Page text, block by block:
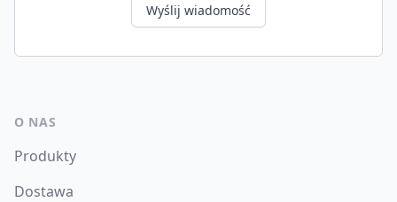
Wyślij wiadomość
O NAS
Produkty
Dostawa